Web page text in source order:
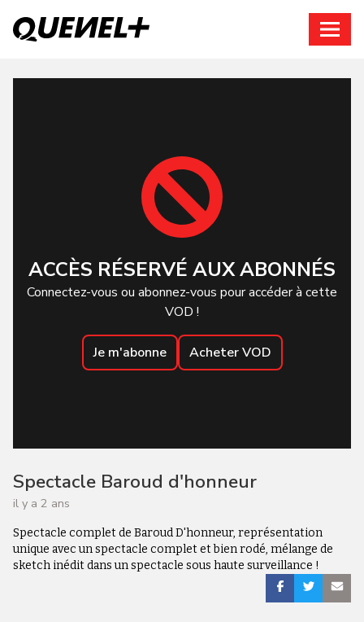
ACCÈS RÉSERVÉ AUX ABONNÉS
Connectez-vous ou abonnez-vous pour accéder à cette
VOD !
Je m'abonne Acheter VOD
Spectacle Baroud d'honneur
il y a 2 ans
Spectacle complet de Baroud D'honneur, représentation
unique avec un spectacle complet et bien rodé, mélange de
sketch inédit dans un spectacle sous haute surveillance !